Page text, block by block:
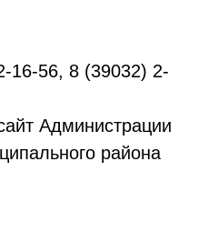
16-56, 8 (39032) 2-
Администрации
района